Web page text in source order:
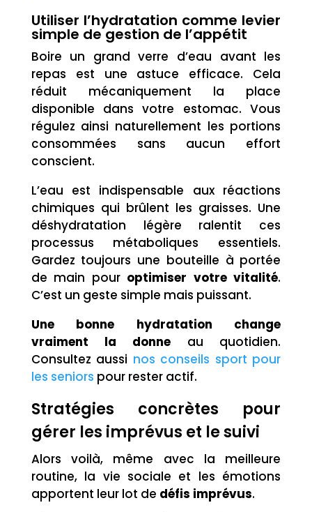
Utiliser l’hydratation comme levier
simple de gestion de l’appétit
Boire un grand verre d’eau avant les
repas est une astuce efficace. Cela
réduit mécaniquement la place
disponible dans votre estomac. Vous
régulez ainsi naturellement les portions
consommées sans aucun effort
conscient.
L’eau est indispensable aux réactions
chimiques qui brûlent les graisses. Une
déshydratation légère ralentit ces
processus métaboliques essentiels.
Gardez toujours une bouteille à portée
de main pour optimiser votre vitalité.
C’est un geste simple mais puissant.
Une bonne hydratation change
vraiment la donne au quotidien.
Consultez aussi nos conseils sport pour
les seniors pour rester actif.
Stratégies concrètes pour
gérer les imprévus et le suivi
Alors voilà, même avec la meilleure
routine, la vie sociale et les émotions
apportent leur lot de défis imprévus.